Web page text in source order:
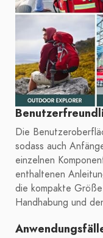
Die
sodass auch
einzelnen
enthaltenen
die kompakte
Handhabung und